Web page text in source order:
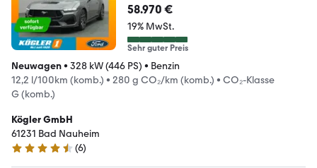
58.970 €
19% MwSt.
Sehr guter Preis
Neuwagen• 328 kW (446 PS) • Benzin
12,2 l/100km (komb.) • 280 g CO₂/km (komb.) • CO₂-Klasse
G (komb.)
Kögler GmbH
61231 Bad Nauheim
4.7 Sterne
(6)